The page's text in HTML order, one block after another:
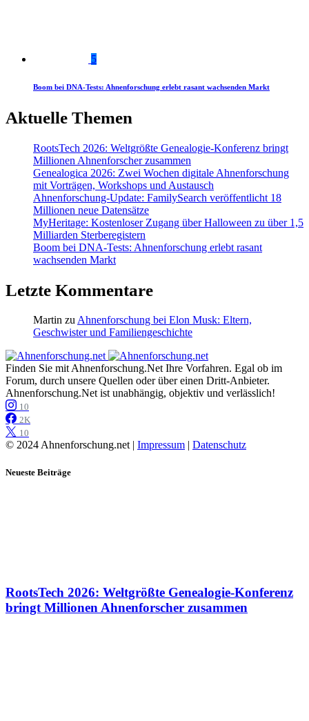
5
Boom bei DNA-Tests: Ahnenforschung erlebt rasant wachsenden Markt
Aktuelle Themen
RootsTech 2026: Weltgrößte Genealogie-Konferenz bringt
Millionen Ahnenforscher zusammen
Genealogica 2026: Zwei Wochen digitale Ahnenforschung
mit Vorträgen, Workshops und Austausch
Ahnenforschung-Update: FamilySearch veröffentlicht 18
Millionen neue Datensätze
MyHeritage: Kostenloser Zugang über Halloween zu über 1,5
Milliarden Sterberegistern
Boom bei DNA-Tests: Ahnenforschung erlebt rasant
wachsenden Markt
Letzte Kommentare
Martin zuAhnenforschung bei Elon Musk: Eltern,
Geschwister und Familiengeschichte
Finden Sie mit Ahnenforschung.Net Ihre Vorfahren. Egal ob im
Forum, durch unsere Quellen oder über einen Dritt-Anbieter.
Ahnenforschung.Net ist unabhängig, objektiv und verlässlich!
10
2K
10
© 2024 Ahnenforschung.net | Impressum Datenschutz
Neueste Beiträge
RootsTech 2026: Weltgrößte Genealogie-Konferenz
bringt Millionen Ahnenforscher zusammen